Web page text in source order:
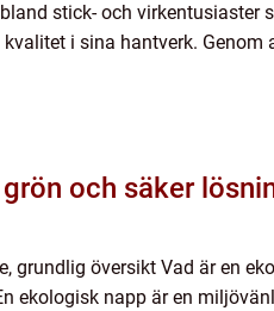
stick- och virkentusiaster
i sina hantverk. Genom
och säker
grundlig översikt Vad är en
ekologisk napp är en